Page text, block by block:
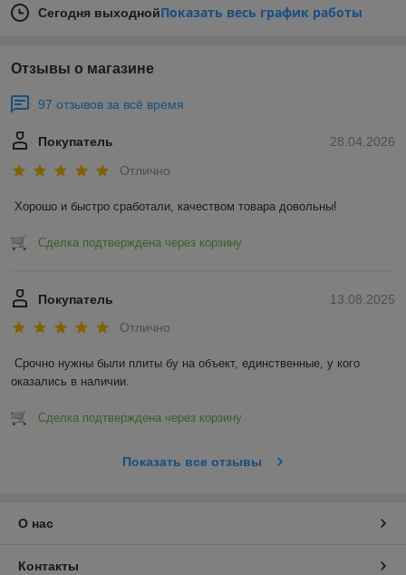
Сегодня выходнойПоказать весь график работы
Отзывы о магазине
97 отзывов за всё время
28.04.2026
Покупатель
Отлично
Хорошо и быстро сработали, качеством товара довольны!
Сделка подтверждена через корзину
13.08.2025
Покупатель
Отлично
Срочно нужны были плиты бу на объект, единственные, у кого
оказались в наличии.
Сделка подтверждена через корзину
Показать все отзывы
О нас
Контакты